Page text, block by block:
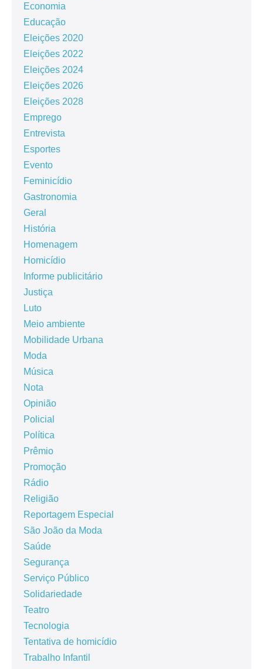
Economia
Educação
Eleições 2020
Eleições 2022
Eleições 2024
Eleições 2026
Eleições 2028
Emprego
Entrevista
Esportes
Evento
Feminicídio
Gastronomia
Geral
História
Homenagem
Homicídio
Informe publicitário
Justiça
Luto
Meio ambiente
Mobilidade Urbana
Moda
Música
Nota
Opinião
Policial
Política
Prêmio
Promoção
Rádio
Religião
Reportagem Especial
São João da Moda
Saúde
Segurança
Serviço Público
Solidariedade
Teatro
Tecnologia
Tentativa de homicídio
Trabalho Infantil